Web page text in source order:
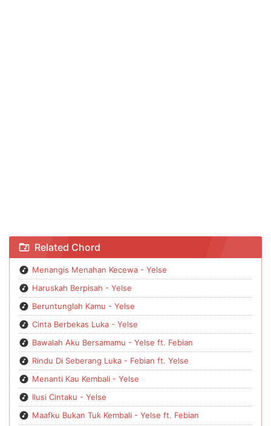
Chord Satu Hati Dua Raga - Yelse ft. Arie Oktian
Related Chord
Menangis Menahan Kecewa - Yelse
Haruskah Berpisah - Yelse
Beruntunglah Kamu - Yelse
Cinta Berbekas Luka - Yelse
Bawalah Aku Bersamamu - Yelse ft. Febian
Rindu Di Seberang Luka - Febian ft. Yelse
Menanti Kau Kembali - Yelse
Ilusi Cintaku - Yelse
Maafku Bukan Tuk Kembali - Yelse ft. Febian